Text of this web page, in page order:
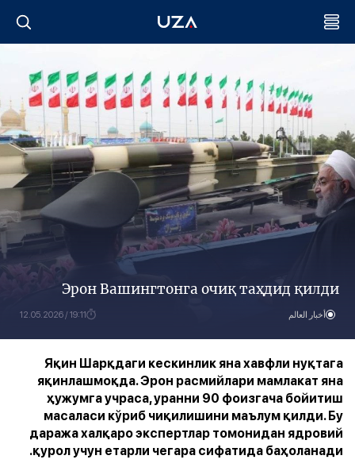
Эрон Вашингтонга очиқ таҳдид қилди
أخبار العالم 19:11 / 12.05.2026
Яқин Шарқдаги кескинлик яна хавфли нуқтага
яқинлашмоқда. Эрон расмийлари мамлакат яна
ҳужумга учраса, уранни 90 фоизгача бойитиш
масаласи кўриб чиқилишини маълум қилди. Бу
даража халқаро экспертлар томонидан ядровий
қурол учун етарли чегара сифатида баҳоланади.